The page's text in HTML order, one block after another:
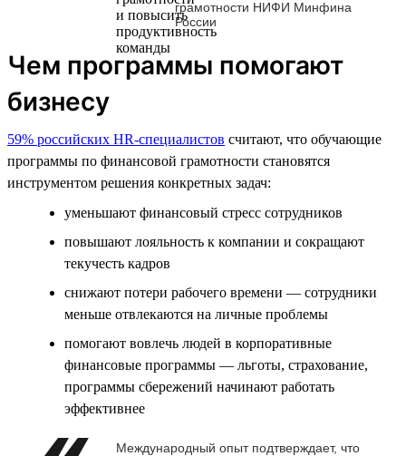
грамотности НИФИ Минфина
России
Чем программы помогают
бизнесу
59% российских HR-специалистов считают, что обучающие
программы по финансовой грамотности становятся
инструментом решения конкретных задач:
уменьшают финансовый стресс сотрудников
повышают лояльность к компании и сокращают
текучесть кадров
снижают потери рабочего времени — сотрудники
меньше отвлекаются на личные проблемы
помогают вовлечь людей в корпоративные
финансовые программы — льготы, страхование,
программы сбережений начинают работать
эффективнее
Международный опыт подтверждает, что